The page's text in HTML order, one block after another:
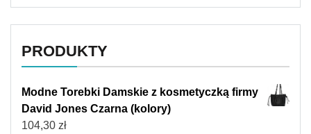
PRODUKTY
Modne Torebki Damskie z kosmetyczką firmy
David Jones Czarna (kolory)
104,30 zł